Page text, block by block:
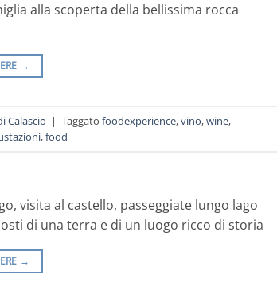
alla scoperta della bellissima rocca
→
Calascio | Taggato foodexperience,vino,wine,
,food
visita al castello, passeggiate lungo lago
di una terra e di un luogo ricco di storia
→